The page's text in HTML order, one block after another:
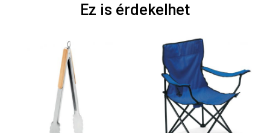
Ez is érdekelhet